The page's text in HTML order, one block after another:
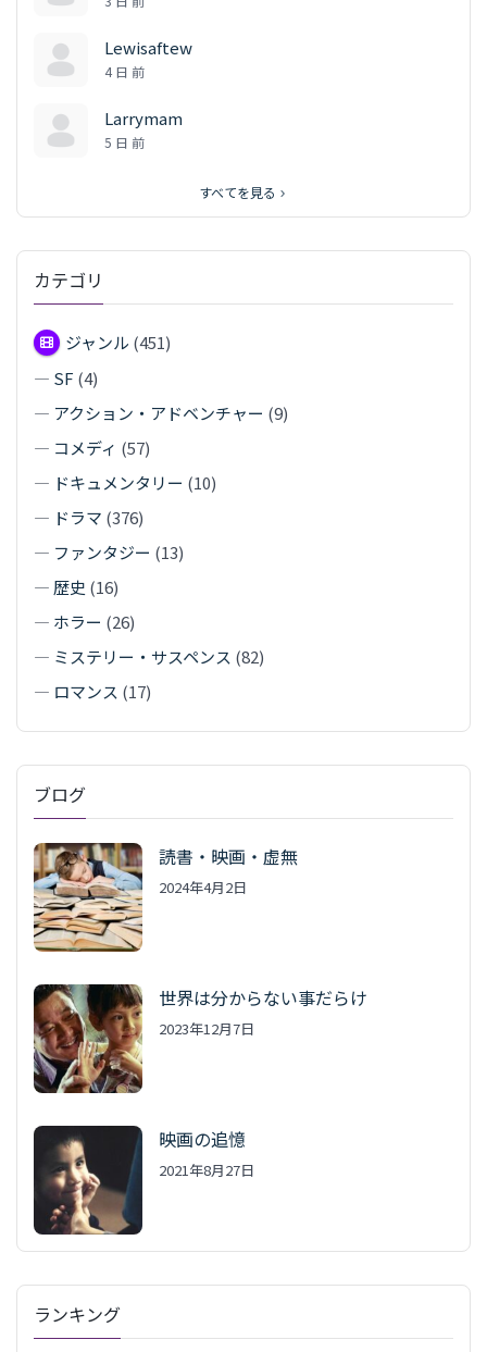
Lewisaftew
4 日 前
Larrymam
5 日 前
すべてを見る
カテゴリ
ジャンル (451)
— SF (4)
— アクション・アドベンチャー (9)
— コメディ (57)
— ドキュメンタリー (10)
— ドラマ (376)
— ファンタジー (13)
— 歴史 (16)
— ホラー (26)
— ミステリー・サスペンス (82)
— ロマンス (17)
ブログ
読書・映画・虚無
2024年4月2日
世界は分からない事だらけ
2023年12月7日
映画の追憶
2021年8月27日
ランキング